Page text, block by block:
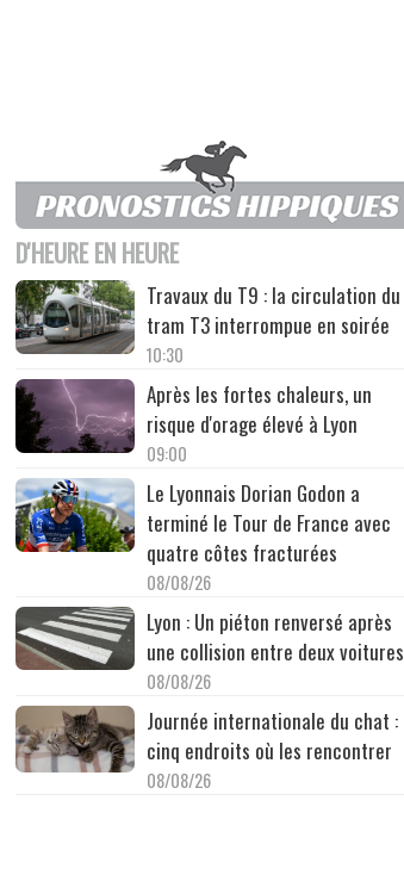
D'HEURE EN HEURE
Travaux du T9 : la circulation du
tram T3 interrompue en soirée
10:30
Après les fortes chaleurs, un
risque d'orage élevé à Lyon
09:00
Le Lyonnais Dorian Godon a
terminé le Tour de France avec
quatre côtes fracturées
08/08/26
Lyon : Un piéton renversé après
une collision entre deux voitures
08/08/26
Journée internationale du chat :
cinq endroits où les rencontrer
08/08/26